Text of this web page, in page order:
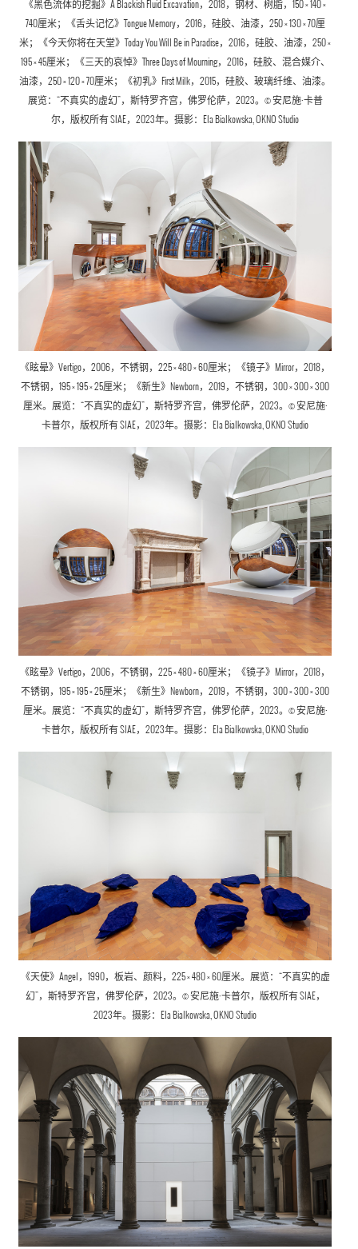
740厘米；《舌头记忆》Tongue Memory，2016，硅胶、油漆，250 × 130 × 70厘
米；《今天你将在天堂》Today You Will Be in Paradise，2016，硅胶、油漆，250 ×
195 × 45厘米；《三天的哀悼》Three Days of Mourning，2016，硅胶、混合媒介、
油漆，250 × 120 × 70厘米；《初乳》First Milk，2015，硅胶、玻璃纤维、油漆。
展览：“不真实的虚幻”，斯特罗齐宫，佛罗伦萨，2023。© 安尼施·卡普
尔，版权所有 SIAE，2023年。摄影：Ela Bialkowska, OKNO Studio
《眩晕》Vertigo，2006，不锈钢，225 × 480 × 60厘米；《镜子》Mirror，2018，
不锈钢，195 × 195 × 25厘米；《新生》Newborn，2019，不锈钢，300 × 300 × 300
厘米。展览：“不真实的虚幻”，斯特罗齐宫，佛罗伦萨，2023。© 安尼施·
卡普尔，版权所有 SIAE，2023年。摄影：Ela Bialkowska, OKNO Studio
《眩晕》Vertigo，2006，不锈钢，225 × 480 × 60厘米；《镜子》Mirror，2018，
不锈钢，195 × 195 × 25厘米；《新生》Newborn，2019，不锈钢，300 × 300 × 300
厘米。展览：“不真实的虚幻”，斯特罗齐宫，佛罗伦萨，2023。© 安尼施·
卡普尔，版权所有 SIAE，2023年。摄影：Ela Bialkowska, OKNO Studio
《天使》Angel，1990，板岩、颜料，225 × 480 × 60厘米。展览：“不真实的虚
幻”，斯特罗齐宫，佛罗伦萨，2023。© 安尼施·卡普尔，版权所有 SIAE，
2023年。摄影：Ela Bialkowska, OKNO Studio